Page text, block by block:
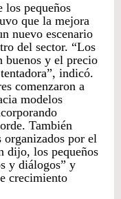
los pequeños
que la mejora
nuevo escenario
del sector. “Los
buenos y el precio
indicó.
comenzaron a
modelos
También
organizados por el
dijo, los pequeños
y diálogos” y
crecimiento